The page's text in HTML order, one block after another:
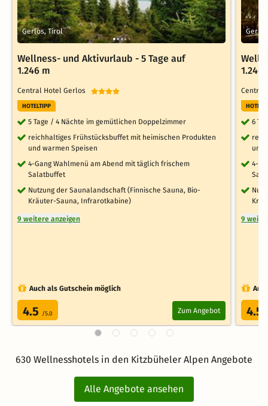
Gerlos, Tirol
Wellness- und Aktivurlaub - 5 Tage auf
1.246 m
Central Hotel Gerlos
HOTELTIPP
5 Tage / 4 Nächte im gemütlichen Doppelzimmer
reichhaltiges Frühstücksbuffet mit heimischen Produkten
und warmen Speisen
4-Gang Wahlmenü am Abend mit täglich frischem
Salatbuffet
Nutzung der Saunalandschaft (Finnische Sauna, Bio-
Kräuter-Sauna, Infrarotkabine)
9 weitere anzeigen
Auch als Gutschein möglich
4.5 /5.0 Zum Angebot
1.246
6
und
4-
9
4.5
630 Wellnesshotels in den Kitzbüheler Alpen Angebote
Alle Angebote ansehen